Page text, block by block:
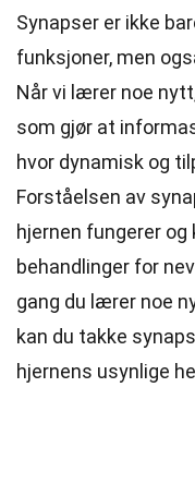
Synapser er ikke
funksjoner, men
Når vi lærer noe
som gjør at
hvor dynamisk og
Forståelsen av
hjernen fungerer
behandlinger for
gang du lærer noe
kan du takke
hjernens usynlige